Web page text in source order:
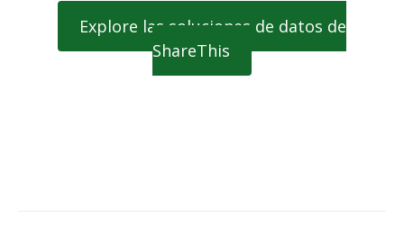
Explore las soluciones de datos de
ShareThis